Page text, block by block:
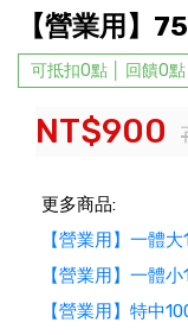
【營業用】
可抵扣0點 │ 回饋0點
NT$900
更多商品:
【營業用】一體
【營業用】一體
【營業用】特中